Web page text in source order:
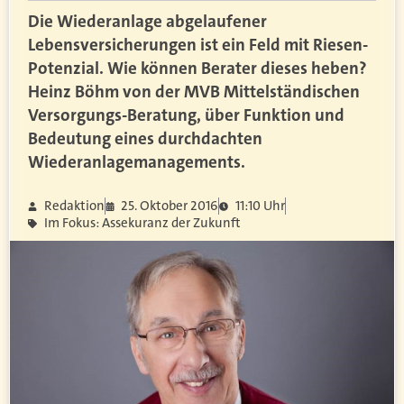
Die Wiederanlage abgelaufener
Lebensversicherungen ist ein Feld mit Riesen-
Potenzial. Wie können Berater dieses heben?
Heinz Böhm von der MVB Mittelständischen
Versorgungs-Beratung, über Funktion und
Bedeutung eines durchdachten
Wiederanlagemanagements.
Redaktion 25. Oktober 2016
11:10 Uhr
Im Fokus: Assekuranz der Zukunft